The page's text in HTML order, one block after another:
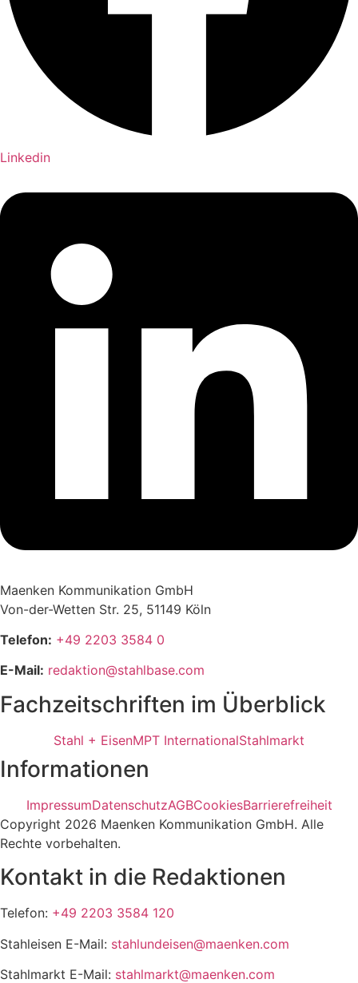
Linkedin
Maenken Kommunikation GmbH
Von-der-Wetten Str. 25, 51149 Köln
Telefon: +49 2203 3584 0
E-Mail: redaktion@stahlbase.com
Fachzeitschriften im Überblick
Stahl + EisenMPT InternationalStahlmarkt
Informationen
ImpressumDatenschutzAGBCookiesBarrierefreiheit
Copyright 2026 Maenken Kommunikation GmbH. Alle
Rechte vorbehalten.
Kontakt in die Redaktionen
Telefon: +49 2203 3584 120
Stahleisen E-Mail: stahlundeisen@maenken.com
Stahlmarkt E-Mail: stahlmarkt@maenken.com